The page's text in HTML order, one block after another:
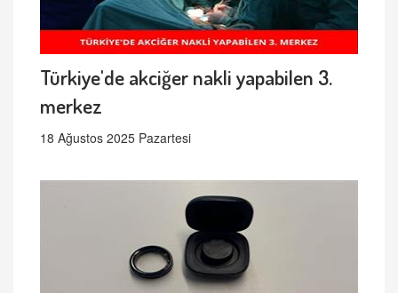
Türkiye'de akciğer nakli yapabilen 3.
merkez
18 Ağustos 2025 Pazartesi